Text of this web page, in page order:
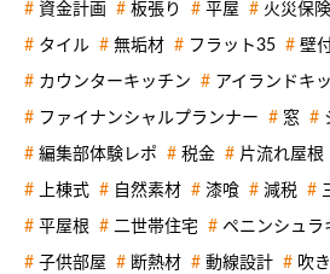
資金計画 板張り 平屋 火災保険
タイル 無垢材 フラット35 壁
カウンターキッチン アイランドキ
ファイナンシャルプランナー 窓
編集部体験レポ 税金 片流れ屋根
上棟式 自然素材 漆喰 減税
平屋根 二世帯住宅 ペニンシュラ
子供部屋 断熱材 動線設計 吹